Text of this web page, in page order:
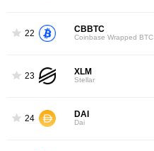
22 CBBTC
Coinbase Wrapped BTC
23 XLM
Stellar
24 DAI
Dai